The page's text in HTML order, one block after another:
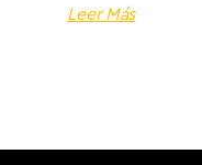
Leer Más